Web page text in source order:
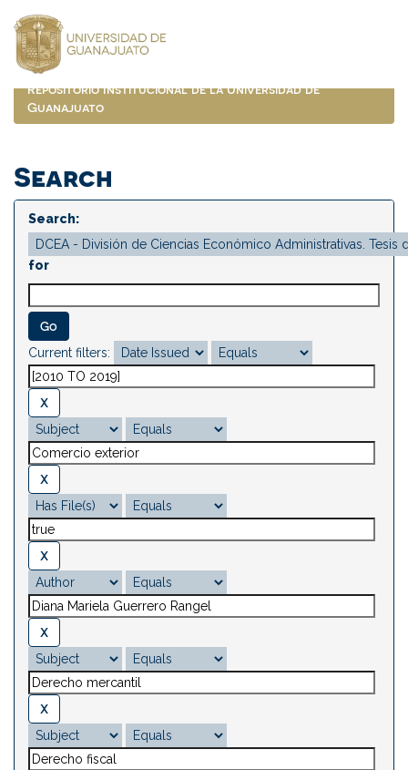
navigation
Repositorio Institucional de la Universidad de
Guanajuato
Search
Search:
for
Current filters: